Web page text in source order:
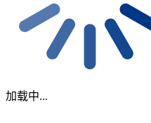
加载中...